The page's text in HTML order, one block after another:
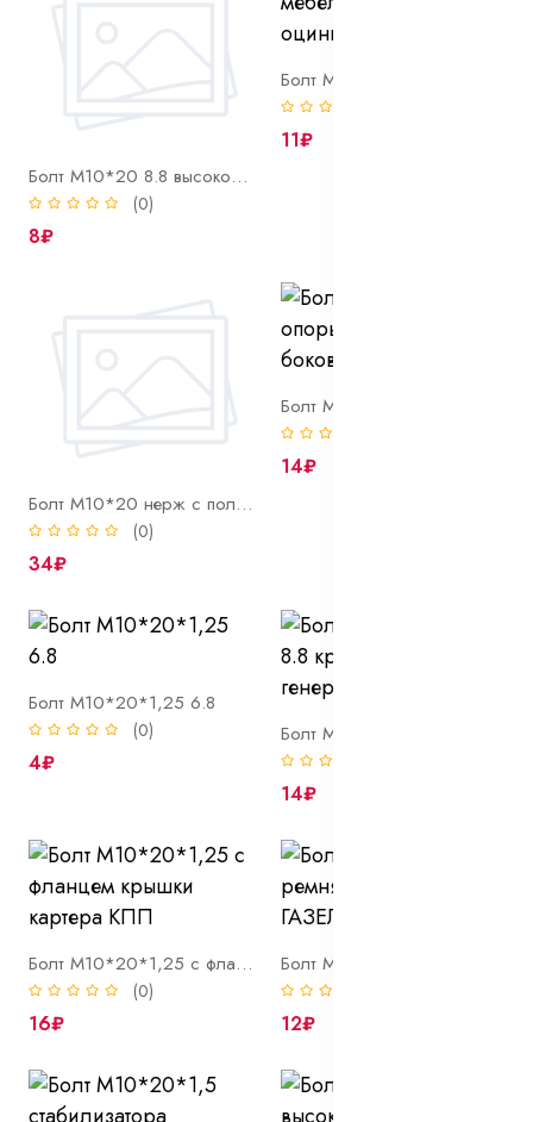
Болт М10*20 8.8 высокопрочный полн. резьба DIN 933 оцинк
(0)
8₽
11₽
Болт М10*20 нерж с полн. резьбой DIN 933 A2
(0)
34₽
14₽
Болт М10*20*1,25 6.8
(0)
4₽
14₽
Болт М10*20*1,25 с фланцем крышки картера КПП
(0)
16₽ 12₽